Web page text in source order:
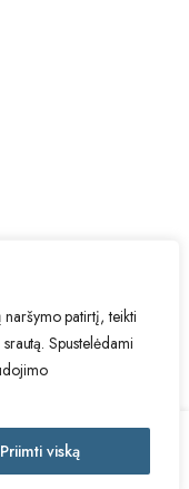
patirtį, teikti
Spustelėdami
Priimti viskąĮ krepšelį
draudžiama